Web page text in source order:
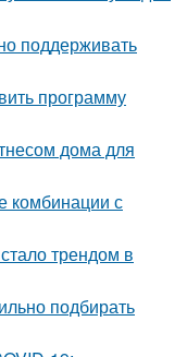
поддерживать
программу
дома для
комбинации с
трендом в
подбирать